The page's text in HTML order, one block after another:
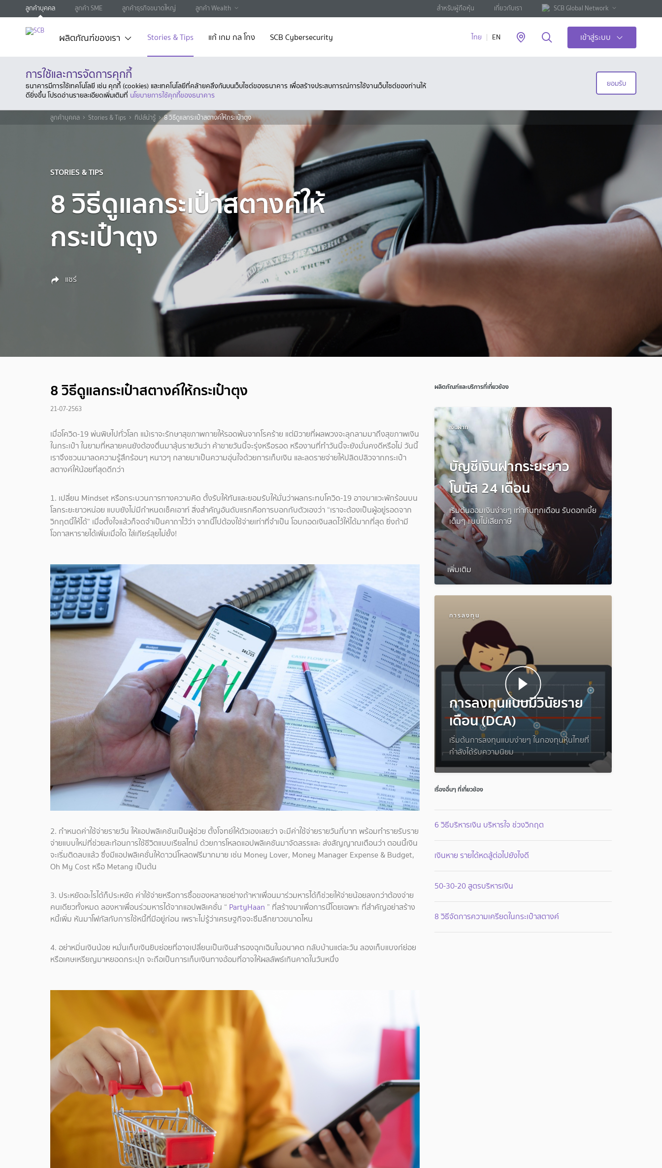
ลูกค้าบุคคล ลูกค้า SME ลูกค้าธุรกิจขนาดใหญ่ ลูกค้า Wealth สำหรับผู้ถือหุ้น เกี่ยวกับเรา SCB Global Network
ผลิตภัณฑ์ของเรา Stories & Tips แก้ เกม กล โกง SCB Cybersecurity ไทย EN เข้าสู่ระบบ
การใช้และการจัดการคุกกี้
ธนาคารมีการใช้เทคโนโลยี เช่น คุกกี้ (cookies) และเทคโนโลยีที่คล้ายคลึงกันบนเว็บไซต์ของธนาคาร เพื่อสร้างประสบการณ์การใช้งานเว็บไซต์ของท่านให้
ดียิ่งขึ้น โปรดอ่านรายละเอียดเพิ่มเติมที่ นโยบายการใช้คุกกี้ของธนาคาร
ยอมรับ
ลูกค้าบุคคล Stories & Tips ทิปส์น่ารู้ 8 วิธีดูแลกระเป๋าสตางค์ให้กระเป๋าตุง
STORIES & TIPS
8 วิธีดูแลกระเป๋าสตางค์ให้
กระเป๋าตุง
แชร์
8 วิธีดูแลกระเป๋าสตางค์ให้กระเป๋าตุง
21-07-2563
เมื่อโควิด-19 พ่นพิษไปทั่วโลก แม้เราจะรักษาสุขภาพกายให้รอดพ้นจากโรคร้าย แต่มิวายที่ผลพวงจะลุกลามมาถึงสุขภาพเงิน
ในกระเป๋า ในยามที่หลายคนยังต้องตื่นมาลุ้นรายวันว่า ค้าขายวันนี้จะรุ่งหรือรอด หรืองานที่ทำวันนี้จะยังมั่นคงดีหรือไม่ วันนี้
เราจึงชวนมาลดความรู้สึกร้อนๆ หนาวๆ กลายมาเป็นความอุ่นใจด้วยการเก็บเงิน และลดรายจ่ายให้ปลิดปลิวจากกระเป๋า
สตางค์ให้น้อยที่สุดดีกว่า
1. เปลี่ยน Mindset หรือกระบวนการทางความคิด ตั้งรับให้ทันและยอมรับให้มั่นว่าผลกระทบโควิด-19 อาจมาแวะพักร้อนบน
โลกระยะยาวหน่อย แบบยังไม่มีกำหนดเช็คเอาท์ สิ่งสำคัญอันดับแรกคือการบอกกับตัวเองว่า “เราจะต้องเป็นผู้อยู่รอดจาก
วิกฤตนี้ให้ได้” เมื่อตั้งใจแล้วก็จดจำเป็นคาถาไว้ว่า จากนี้ไปต้องใช้จ่ายเท่าที่จำเป็น โอบกอดเงินสดไว้ให้ได้มากที่สุด ยิ่งถ้ามี
โอกาสหารายได้เพิ่มเมื่อใด ใส่เกียร์ลุยไม่ยั้ง!
2. กำหนดค่าใช้จ่ายรายวัน ให้แอปพลิเคชันเป็นผู้ช่วย ตั้งโจทย์ให้ตัวเองเลยว่า จะมีค่าใช้จ่ายรายวันกี่บาท พร้อมทำรายรับราย
จ่ายแบบใหม่ที่ช่วยสะท้อนการใช้ชีวิตแบบเรียลไทม์ ด้วยการโหลดแอปพลิเคชันมาจัดสรรและ ส่งสัญญาณเตือนว่า ตอนนี้เงิน
จะเริ่มติดลบแล้ว ซึ่งมีแอปพลิเคชั่นให้ดาวน์โหลดฟรีมากมาย เช่น Money Lover, Money Manager Expense & Budget,
Oh My Cost หรือ Metang เป็นต้น
3. ประหยัดอะไรได้ก็ประหยัด ค่าใช้จ่ายหรือการซื้อของหลายอย่างถ้าหาเพื่อนมาร่วมหารได้ก็ช่วยให้จ่ายน้อยลงกว่าต้องจ่าย
คนเดียวทั้งหมด ลองหาเพื่อนร่วมหารได้จากแอปพลิเคชั่น “ PartyHaan ” ที่สร้างมาเพื่อการนี้โดยเฉพาะ ที่สำคัญอย่าสร้าง
หนี้เพิ่ม หันมาโฟกัสกับการใช้หนี้ที่มีอยู่ก่อน เพราะไม่รู้ว่าเศรษฐกิจจะซึมลึกยาวขนาดไหน
4. อย่าหมิ่นเงินน้อย หมั่นเก็บเงินยิบย่อยที่อาจเปลี่ยนเป็นเงินสำรองฉุกเฉินในอนาคต กลับบ้านแต่ละวัน ลองเก็บแบงก์ย่อย
หรือเศษเหรียญมาหยอดกระปุก จะถือเป็นการเก็บเงินทางอ้อมที่อาจให้ผลลัพธ์เกินคาดในวันหนึ่ง
ผลิตภัณฑ์และบริการที่เกี่ยวข้อง
เงินฝาก
บัญชีเงินฝากระยะยาว
โบนัส 24 เดือน
เริ่มต้นออมเงินง่ายๆ เท่ากันทุกเดือน รับดอกเบี้ย
เต็มๆ แบบไม่เสียภาษี
เพิ่มเติม
การลงทุน
การลงทุนแบบมีวินัยราย
เดือน (DCA)
เริ่มต้นการลงทุนแบบง่ายๆ ในกองทุนหุ้นไทยที่
กำลังได้รับความนิยม
เรื่องอื่นๆ ที่เกี่ยวข้อง
6 วิธีบริหารเงิน บริหารใจ ช่วงวิกฤต
เงินหาย รายได้หดสู้ต่อไปยังไงดี
50-30-20 สูตรบริหารเงิน
8 วิธีจัดการความเครียดในกระเป๋าสตางค์